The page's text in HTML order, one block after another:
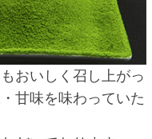
おいしく召し上がっ
甘味を味わっていた